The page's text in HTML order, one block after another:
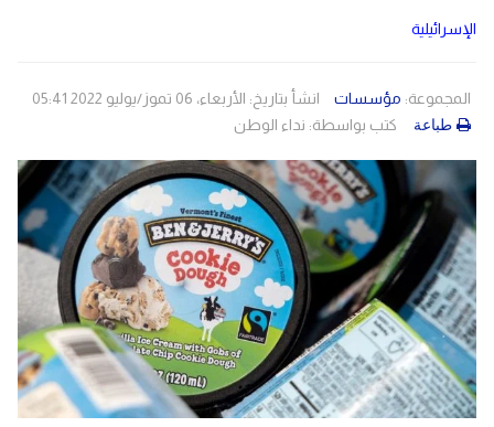
الإسرائيلية
المجموعة: مؤسسات
انشأ بتاريخ: الأربعاء، 06 تموز/يوليو 2022 05:41
كتب بواسطة: نداء الوطن طباعة